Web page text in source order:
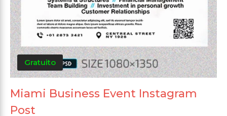
Gratuito
Miami Business Event Instagram
Post